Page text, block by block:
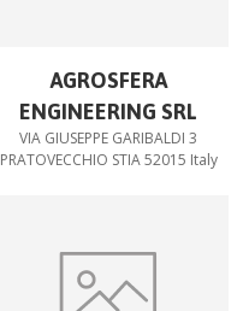
AGROSFERA
ENGINEERING SRL
VIA GIUSEPPE GARIBALDI 3
PRATOVECCHIO STIA 52015 Italy